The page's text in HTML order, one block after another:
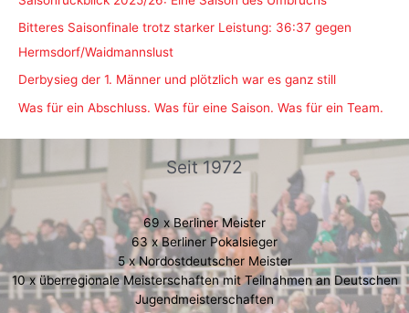
Bitteres Saisonfinale trotz starker Leistung: 36:37 gegen
Hermsdorf/Waidmannslust
Derbysieg der 1. Männer und plötzlich war es ganz still
Was für ein Abschluss. Was für eine Saison. Was für ein Team.
Seit 1972
69 x Berliner Meister
63 x Berliner Pokalsieger
5 x Nordostdeutscher Meister
10 x überregionale Meisterschaften mit Teilnahmen an Deutschen
Jugendmeisterschaften